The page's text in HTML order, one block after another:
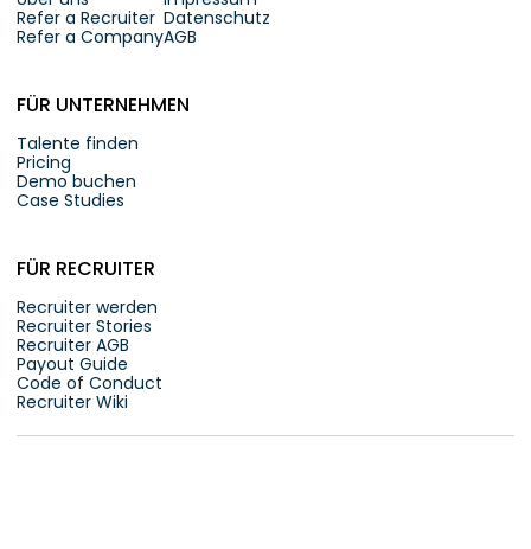
Refer a Recruiter
Refer a Company
Datenschutz
AGB
FÜR UNTERNEHMEN
Talente finden
Pricing
Demo buchen
Case Studies
FÜR RECRUITER
Recruiter werden
Recruiter Stories
Recruiter AGB
Payout Guide
Code of Conduct
Recruiter Wiki